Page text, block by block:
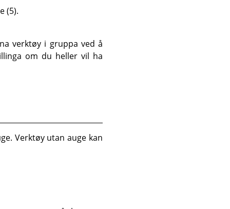
(5).
verktøy i gruppa ved å
om du heller vil ha
Verktøy utan auge kan